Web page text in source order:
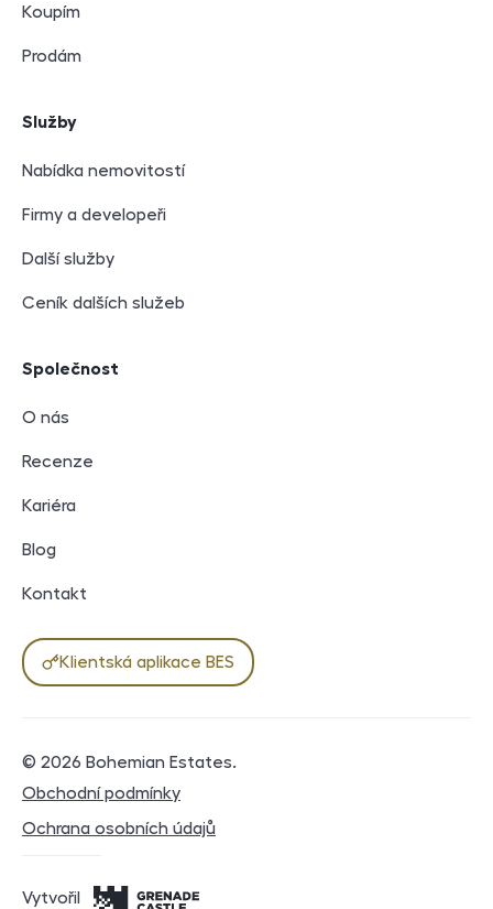
Koupím
Prodám
Služby
Nabídka nemovitostí
Firmy a developeři
Další služby
Ceník dalších služeb
Společnost
O nás
Recenze
Kariéra
Blog
Kontakt
Klientská aplikace BES
© 2026 Bohemian Estates.
Právní dokumenty
Obchodní podmínky
Ochrana osobních údajů
Vytvořil